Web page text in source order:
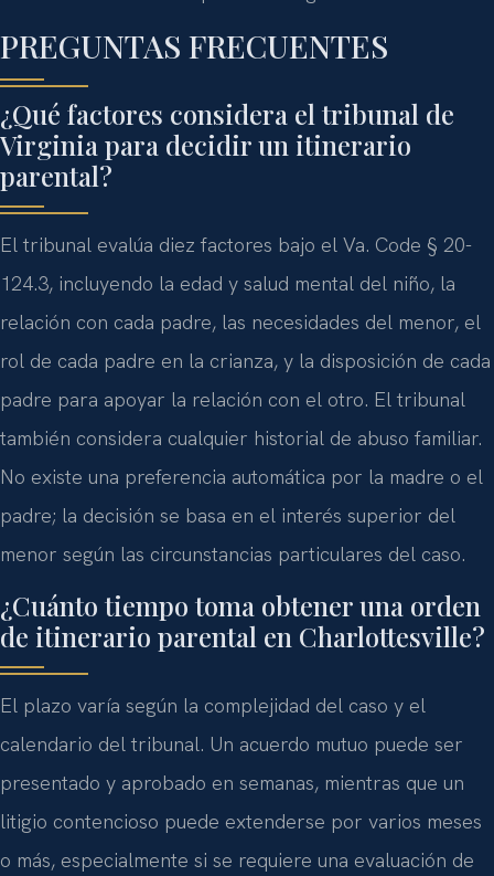
PREGUNTAS FRECUENTES
¿Qué factores considera el tribunal de
Virginia para decidir un itinerario
parental?
El tribunal evalúa diez factores bajo el Va. Code § 20-
124.3, incluyendo la edad y salud mental del niño, la
relación con cada padre, las necesidades del menor, el
rol de cada padre en la crianza, y la disposición de cada
padre para apoyar la relación con el otro. El tribunal
también considera cualquier historial de abuso familiar.
No existe una preferencia automática por la madre o el
padre; la decisión se basa en el interés superior del
menor según las circunstancias particulares del caso.
¿Cuánto tiempo toma obtener una orden
de itinerario parental en Charlottesville?
El plazo varía según la complejidad del caso y el
calendario del tribunal. Un acuerdo mutuo puede ser
presentado y aprobado en semanas, mientras que un
litigio contencioso puede extenderse por varios meses
o más, especialmente si se requiere una evaluación de